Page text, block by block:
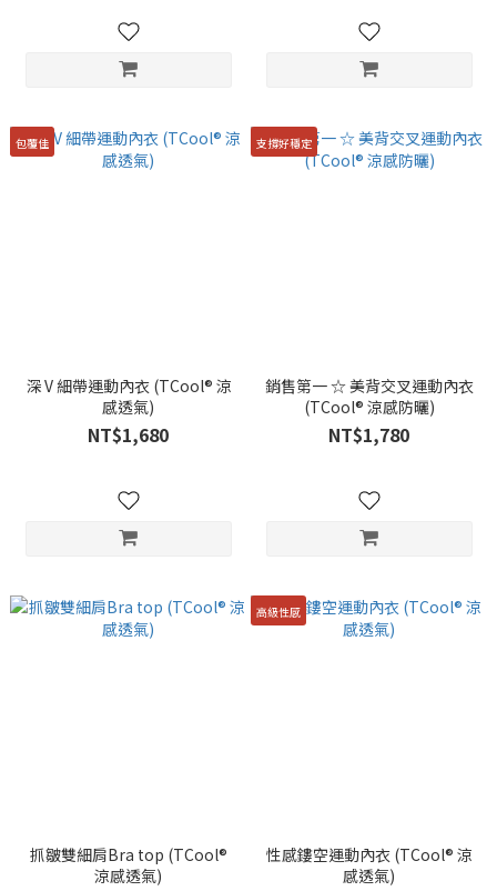
包覆佳
深 V 細帶運動內衣 (TCool® 涼
感透氣)
NT$1,680
支撐好穩定
銷售第一 ☆ 美背交叉運動內衣
(TCool® 涼感防曬)
NT$1,780
抓皺雙細肩Bra top (TCool®
涼感透氣)
高級性感
性感鏤空運動內衣 (TCool® 涼
感透氣)